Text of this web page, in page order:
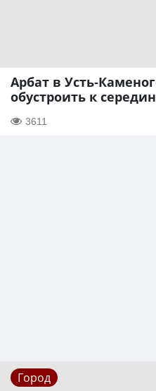
Арбат в Усть-
обустроить к
3611
Город